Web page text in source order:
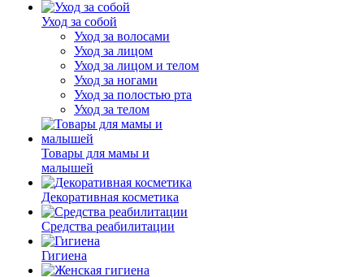
Уход за собой
Уход за волосами
Уход за лицом
Уход за лицом и телом
Уход за ногами
Уход за полостью рта
Уход за телом
Товары для мамы и
малышей
Декоративная косметика
Средства реабилитации
Гигиена